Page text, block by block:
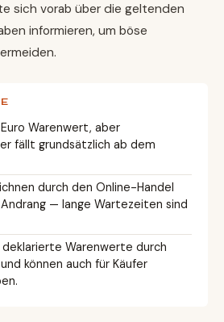
sich vorab über die geltenden
informieren, um böse
Warenwert, aber
fällt grundsätzlich ab dem
durch den Online-Handel
— lange Wartezeiten sind
Warenwerte durch
können auch für Käufer